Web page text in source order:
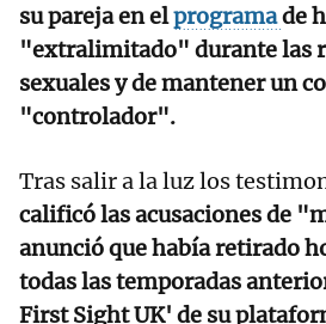
su pareja en elprogramade
"extralimitado" durante las
sexuales y de mantener un
"controlador".
Tras salir a la luz los
calificó las acusaciones de
anunció que había retirado
todas las temporadas
First Sight UK' de su